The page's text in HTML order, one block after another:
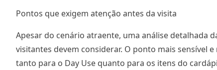
Pontos que exigem atenção antes da visita
Apesar do cenário atraente, uma análise detalhada
visitantes devem considerar. O ponto mais sensível
tanto para o Day Use quanto para os itens do